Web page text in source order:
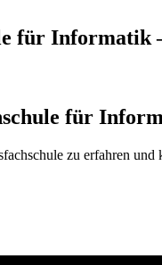
für Informatik
für
zu erfahren